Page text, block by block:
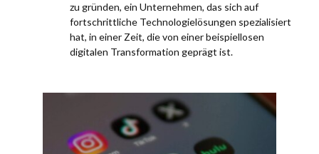
zu gründen, ein Unternehmen, das sich auf
fortschrittliche Technologielösungen spezialisiert
hat, in einer Zeit, die von einer beispiellosen
digitalen Transformation geprägt ist.